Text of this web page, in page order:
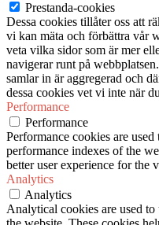
Prestanda-cookies
Dessa cookies tillåter oss att
vi kan mäta och förbättra vår
veta vilka sidor som är mer
navigerar runt på
samlar in är aggregerad och
dessa cookies vet vi inte när
Performance
Performance
Performance cookies are
performance indexes of the
better user experience for the
Analytics
Analytics
Analytical cookies are used